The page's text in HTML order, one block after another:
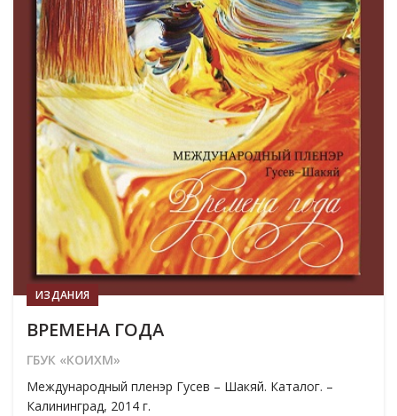
ИЗДАНИЯ
ВРЕМЕНА ГОДА
ГБУК «КОИХМ»
Международный пленэр Гусев – Шакяй. Каталог. –
Калининград, 2014 г.